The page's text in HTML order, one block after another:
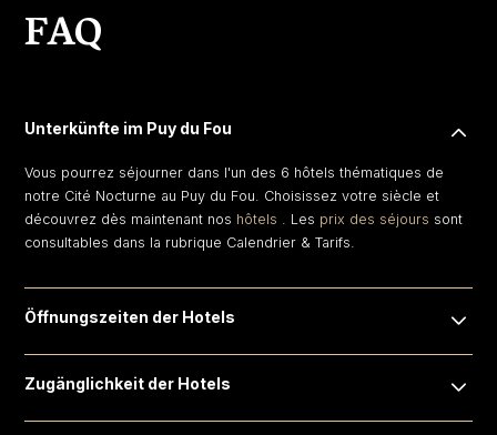
FAQ
Unterkünfte im Puy du Fou
Vous pourrez séjourner dans l'un des 6 hôtels thématiques de
notre Cité Nocturne au Puy du Fou. Choisissez votre siècle et
découvrez dès maintenant nos hôtels . Les prix des séjours sont
consultables dans la rubrique Calendrier & Tarifs.
Öffnungszeiten der Hotels
Zugänglichkeit der Hotels